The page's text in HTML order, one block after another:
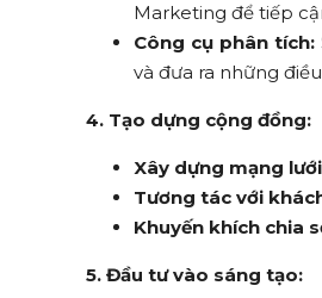
Marketing để tiếp
Công cụ phân tích:
và đưa ra những
4. Tạo dựng cộng đồng:
Xây dựng mạng
Tương tác với
Khuyến khích chia
5. Đầu tư vào sáng tạo: